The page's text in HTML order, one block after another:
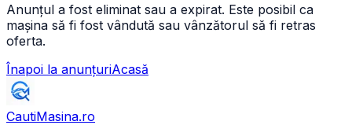
Anunțul a fost eliminat sau a expirat. Este posibil ca
mașina să fi fost vândută sau vânzătorul să fi retras
oferta.
Înapoi la anunțuriAcasă
CautiMasina.ro